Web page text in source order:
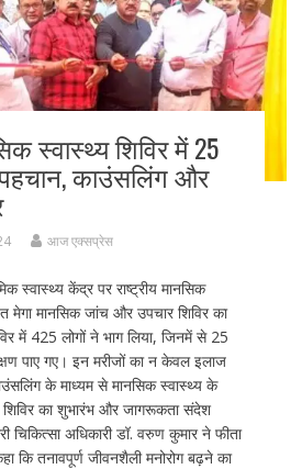
स्वास्थ्य शिविर में 25
पहचान, काउंसलिंग और
आज एक्सप्रेस
स्वास्थ्य केंद्र पर राष्ट्रीय मानसिक
मेगा मानसिक जांच और उपचार शिविर का
में 425 लोगों ने भाग लिया, जिनमें से 25
पाए गए। इन मरीजों का न केवल इलाज
के माध्यम से मानसिक स्वास्थ्य के
शिविर का शुभारंभ और जागरूकता संदेश
चिकित्सा अधिकारी डॉ. वरुण कुमार ने फीता
कि तनावपूर्ण जीवनशैली मनोरोग बढ़ने का